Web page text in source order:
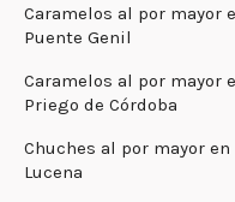
Caramelos al por mayor
Puente Genil
Caramelos al por mayor
Priego de Córdoba
Chuches al por mayor en
Lucena